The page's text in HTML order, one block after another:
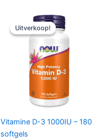
Uitverkoop!
Uitverkoop!
Vitamine D-3 1000IU – 180
softgels